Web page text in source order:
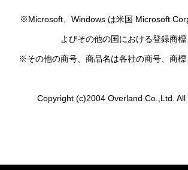
※Microsoft、Windows は米国 Microsoft
よびその他の国における登録商標
※その他の商号、商品名は各社の商号、商
Copyright (c)2004 Overland Co.,Ltd. All